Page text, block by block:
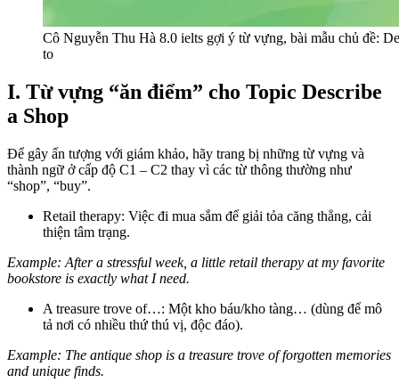
Cô Nguyễn Thu Hà 8.0 ielts gợi ý từ vựng, bài mẫu chủ đề:
to
I. Từ vựng “ăn điểm” cho Topic Describe
a Shop
Để gây ấn tượng với giám khảo, hãy trang bị những từ vựng và
thành ngữ ở cấp độ C1 – C2 thay vì các từ thông thường như
“shop”, “buy”.
Retail therapy: Việc đi mua sắm để giải tỏa căng thẳng, cải
thiện tâm trạng.
Example: After a stressful week, a little retail therapy at my favorite
bookstore is exactly what I need.
A treasure trove of…: Một kho báu/kho tàng… (dùng để mô
tả nơi có nhiều thứ thú vị, độc đáo).
Example: The antique shop is a treasure trove of forgotten memories
and unique finds.